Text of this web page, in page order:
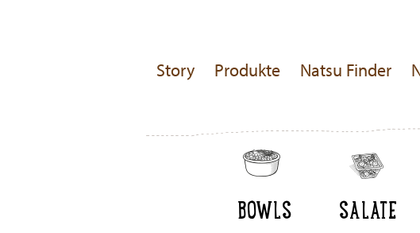
Story Produkte Natsu Finder
BOWLS SALATE